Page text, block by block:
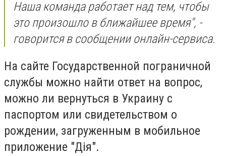
Наша команда работает над тем, чтобы
это произошло в ближайшее время", -
говорится в сообщении онлайн-сервиса.
На сайте Государственной пограничной
службы можно найти ответ на вопрос,
можно ли вернуться в Украину с
паспортом или свидетельством о
рождении, загруженным в мобильное
приложение "Дія".